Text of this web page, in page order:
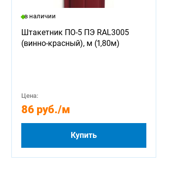
в наличии
Штакетник ПО-5 ПЭ RAL3005
(винно-красный), м (1,80м)
Цена:
86 руб./м
Купить